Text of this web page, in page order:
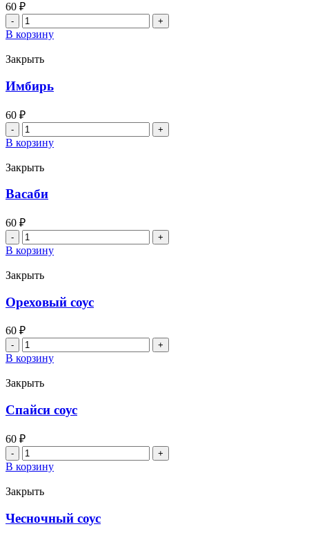
60 ₽
Количество
товара
Соевый
соус
В корзину
Закрыть
Имбирь
60 ₽
Количество
товара
Имбирь
В корзину
Закрыть
Васаби
60 ₽
Количество
товара
Васаби
В корзину
Закрыть
Ореховый соус
60 ₽
Количество
товара
Ореховый
соус
В корзину
Закрыть
Спайси соус
60 ₽
Количество
товара
Спайси
соус
В корзину
Закрыть
Чесночный соус